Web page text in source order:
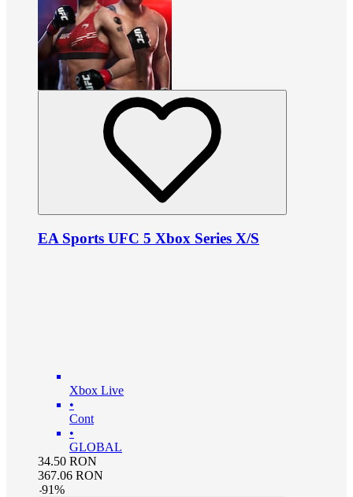
EA Sports UFC 5 Xbox Series X/S
Xbox Live
•
Cont
•
GLOBAL
34.50 RON
367.06 RON
-91%